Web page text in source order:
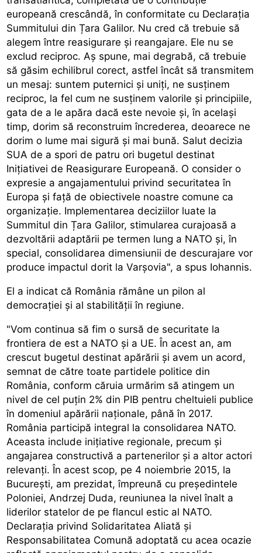
europeană crescândă, în conformitate cu Declarația
Summitului din Țara Galilor. Nu cred că trebuie să
alegem între reasigurare și reangajare. Ele nu se
exclud reciproc. Aș spune, mai degrabă, că trebuie
să găsim echilibrul corect, astfel încât să transmitem
un mesaj: suntem puternici și uniți, ne susținem
reciproc, la fel cum ne susținem valorile și principiile,
gata de a le apăra dacă este nevoie și, în același
timp, dorim să reconstruim încrederea, deoarece ne
dorim o lume mai sigură și mai bună. Salut decizia
SUA de a spori de patru ori bugetul destinat
Inițiativei de Reasigurare Europeană. O consider o
expresie a angajamentului privind securitatea în
Europa și față de obiectivele noastre comune ca
organizație. Implementarea deciziilor luate la
Summitul din Țara Galilor, stimularea curajoasă a
dezvoltării adaptării pe termen lung a NATO și, în
special, consolidarea dimensiunii de descurajare vor
produce impactul dorit la Varșovia", a spus Iohannis.
El a indicat că România rămâne un pilon al
democrației și al stabilității în regiune.
"Vom continua să fim o sursă de securitate la
frontiera de est a NATO și a UE. În acest an, am
crescut bugetul destinat apărării și avem un acord,
semnat de către toate partidele politice din
România, conform căruia urmărim să atingem un
nivel de cel puțin 2% din PIB pentru cheltuieli publice
în domeniul apărării naționale, până în 2017.
România participă integral la consolidarea NATO.
Aceasta include inițiative regionale, precum și
angajarea constructivă a partenerilor și a altor actori
relevanți. În acest scop, pe 4 noiembrie 2015, la
București, am prezidat, împreună cu președintele
Poloniei, Andrzej Duda, reuniunea la nivel înalt a
liderilor statelor de pe flancul estic al NATO.
Declarația privind Solidaritatea Aliată și
Responsabilitatea Comună adoptată cu acea ocazie